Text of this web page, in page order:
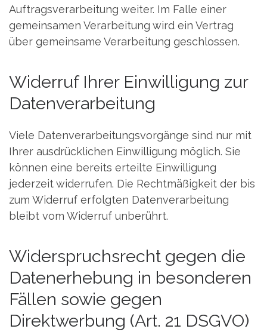
Auftragsverarbeitung weiter. Im Falle einer
gemeinsamen Verarbeitung wird ein Vertrag
über gemeinsame Verarbeitung geschlossen.
Widerruf Ihrer Einwilligung zur
Datenverarbeitung
Viele Datenverarbeitungsvorgänge sind nur mit
Ihrer ausdrücklichen Einwilligung möglich. Sie
können eine bereits erteilte Einwilligung
jederzeit widerrufen. Die Rechtmäßigkeit der bis
zum Widerruf erfolgten Datenverarbeitung
bleibt vom Widerruf unberührt.
Widerspruchsrecht gegen die
Datenerhebung in besonderen
Fällen sowie gegen
Direktwerbung (Art. 21 DSGVO)